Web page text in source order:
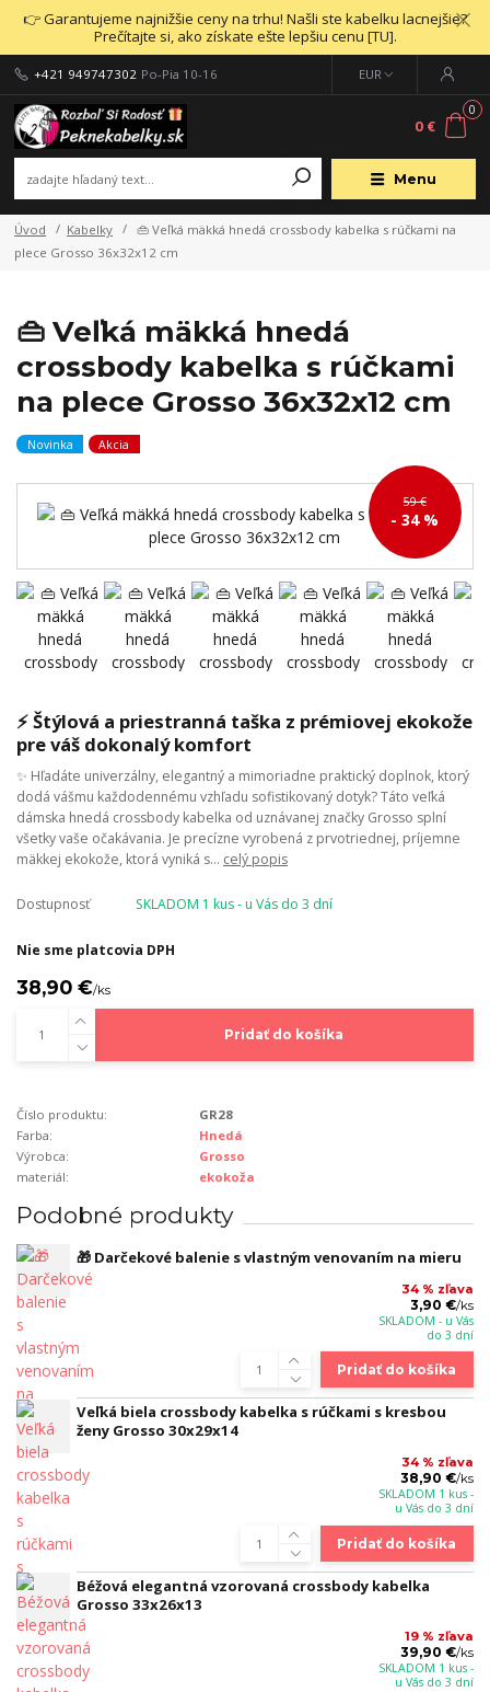
👉 Garantujeme najnižšie ceny na trhu! Našli ste kabelku lacnejšie?
Prečítajte si, ako získate ešte lepšiu cenu [TU].
Menu
EUR
+421 949747302 Po-Pia 10-16
0
0 €
Úvod Kabelky
👜 Veľká mäkká hnedá crossbody kabelka s rúčkami na
plece Grosso 36x32x12 cm
👜 Veľká mäkká hnedá
crossbody kabelka s rúčkami
na plece Grosso 36x32x12 cm
Novinka Akcia
59 €
- 34 %
⚡ Štýlová a priestranná taška z prémiovej ekokože
pre váš dokonalý komfort
✨ Hľadáte univerzálny, elegantný a mimoriadne praktický doplnok, ktorý
dodá vášmu každodennému vzhľadu sofistikovaný dotyk? Táto veľká
dámska hnedá crossbody kabelka od uznávanej značky Grosso splní
všetky vaše očakávania. Je precízne vyrobená z prvotriednej, príjemne
mäkkej ekokože, ktorá vyniká s... celý popis
Dostupnosť SKLADOM 1 kus - u Vás do 3 dní
Nie sme platcovia DPH
38,90 €/ks
Pridať do košíka
Číslo produktu:
GR28
Farba:
Hnedá
Výrobca:
Grosso
materiál:
ekokoža
Podobné produkty
🎁 Darčekové balenie s vlastným venovaním na mieru
34 % zľava
3,90 €/ks
SKLADOM - u Vás
do 3 dní
Pridať do košíka
Veľká biela crossbody kabelka s rúčkami s kresbou
ženy Grosso 30x29x14
34 % zľava
38,90 €/ks
SKLADOM 1 kus -
u Vás do 3 dní
Pridať do košíka
Béžová elegantná vzorovaná crossbody kabelka
Grosso 33x26x13
19 % zľava
39,90 €/ks
SKLADOM 1 kus -
u Vás do 3 dní